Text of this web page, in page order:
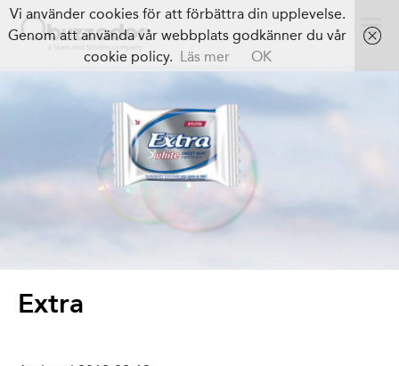
Extra
Vi använder cookies för att förbättra din upplevelse.
Genom att använda vår webbplats godkänner du vår
cookie policy. Läs mer OK